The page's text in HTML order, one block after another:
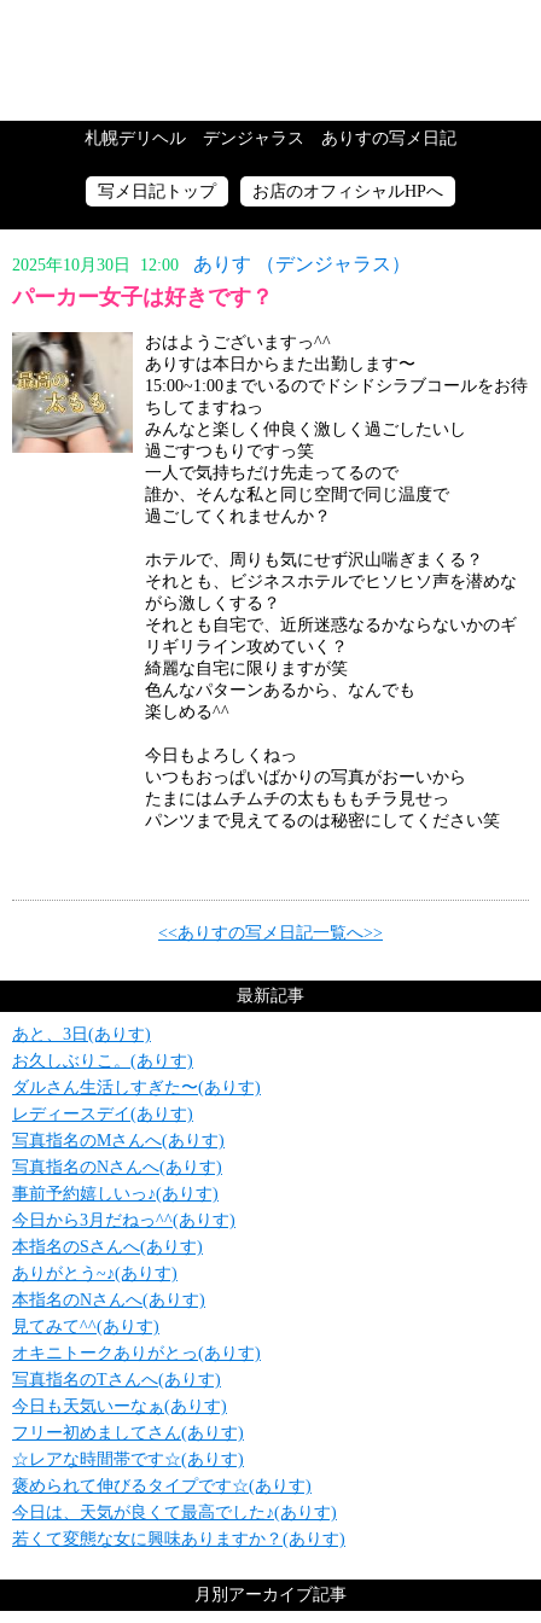
札幌デリヘル デンジャラス ありすの写メ日記
写メ日記トップ お店のオフィシャルHPへ
2025年10月30日 12:00 ありす （デンジャラス）
パーカー女子は好きです？
おはようございますっ^^
ありすは本日からまた出勤します〜
15:00~1:00までいるのでドシドシラブコールをお待
ちしてますねっ
みんなと楽しく仲良く激しく過ごしたいし
過ごすつもりですっ笑
一人で気持ちだけ先走ってるので
誰か、そんな私と同じ空間で同じ温度で
過ごしてくれませんか？
ホテルで、周りも気にせず沢山喘ぎまくる？
それとも、ビジネスホテルでヒソヒソ声を潜めな
がら激しくする？
それとも自宅で、近所迷惑なるかならないかのギ
リギリライン攻めていく？
綺麗な自宅に限りますが笑
色んなパターンあるから、なんでも
楽しめる^^
今日もよろしくねっ
いつもおっぱいばかりの写真がおーいから
たまにはムチムチの太もももチラ見せっ
パンツまで見えてるのは秘密にしてください笑
<<ありすの写メ日記一覧へ>>
最新記事
あと、3日(ありす)
お久しぶりこ。(ありす)
ダルさん生活しすぎた〜(ありす)
レディースデイ(ありす)
写真指名のMさんへ(ありす)
写真指名のNさんへ(ありす)
事前予約嬉しいっ♪(ありす)
今日から3月だねっ^^(ありす)
本指名のSさんへ(ありす)
ありがとう~♪(ありす)
本指名のNさんへ(ありす)
見てみて^^(ありす)
オキニトークありがとっ(ありす)
写真指名のTさんへ(ありす)
今日も天気いーなぁ(ありす)
フリー初めましてさん(ありす)
☆レアな時間帯です☆(ありす)
褒められて伸びるタイプです☆(ありす)
今日は、天気が良くて最高でした♪(ありす)
若くて変態な女に興味ありますか？(ありす)
月別アーカイブ記事